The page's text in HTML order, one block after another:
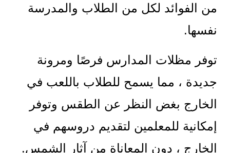
من الفوائد لكل من الطلاب والمدرسة
نفسها.
توفر مظلات المدارس فرصًا ومرونة
جديدة ، مما يسمح للطلاب باللعب في
الخارج بغض النظر عن الطقس وتوفر
إمكانية للمعلمين لتقديم دروسهم في
الخارج ، دون المعاناة من آثار الشمس.